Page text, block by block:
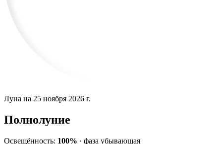
Луна на 25 ноября 2026 г.
Полнолуние
Освещённость: 100% · фаза убывающая